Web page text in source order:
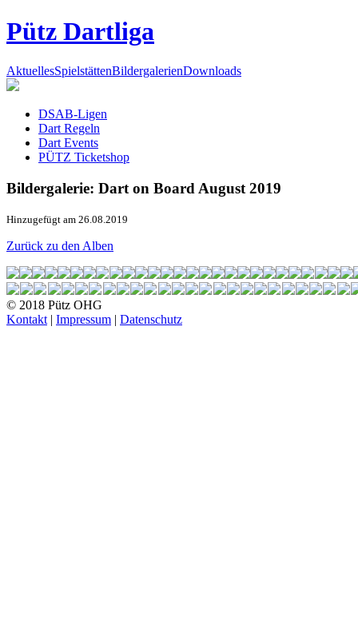
Pütz Dartliga
AktuellesSpielstättenBildergalerienDownloads
DSAB-Ligen
Dart Regeln
Dart Events
PÜTZ Ticketshop
Bildergalerie: Dart on Board August 2019
Hinzugefügt am 26.08.2019
Zurück zu den Alben
© 2018 Pütz OHG
Kontakt | Impressum | Datenschutz